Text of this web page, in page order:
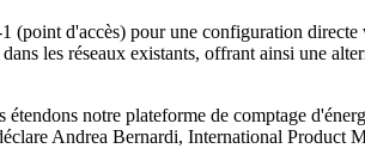
(point d'accès) pour une configuration
les réseaux existants, offrant ainsi une
notre plateforme de comptage
Andrea Bernardi, International Product